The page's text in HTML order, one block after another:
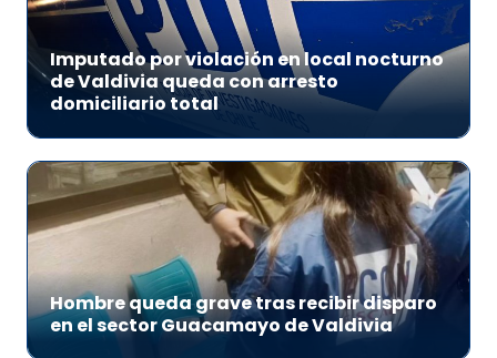
Imputado por violación en local nocturno
de Valdivia queda con arresto
domiciliario total
Hombre queda grave tras recibir disparo
en el sector Guacamayo de Valdivia